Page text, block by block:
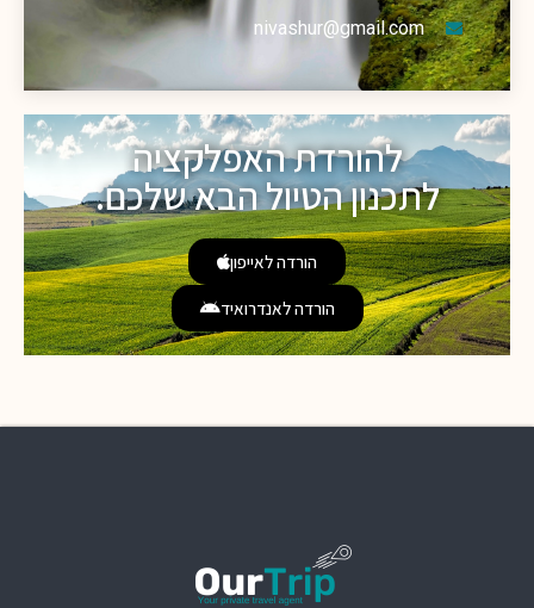
nivashur@gmail.com
להורדת האפלקציה
לתכנון הטיול הבא שלכם.
הורדה לאייפון
הורדה לאנדרואיד